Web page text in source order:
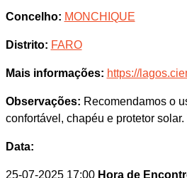
Concelho: MONCHIQUE
Distrito: FARO
Mais informações: https://
Observações: Recomendamos o
confortável, chapéu e protetor solar.
Data:
25-07-2025 17:00 Hora de